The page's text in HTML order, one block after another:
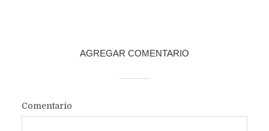
AGREGAR COMENTARIO
Comentario